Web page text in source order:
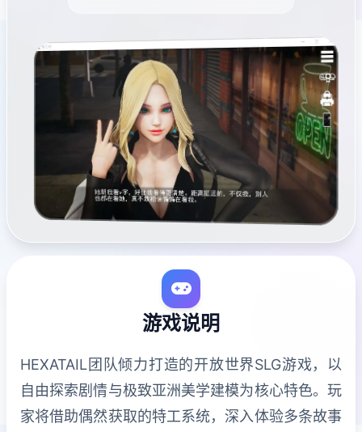
游戏说明
HEXATAIL团队倾力打造的开放世界SLG游戏，以
自由探索剧情与极致亚洲美学建模为核心特色。玩
家将借助偶然获取的特工系统，深入体验多条故事